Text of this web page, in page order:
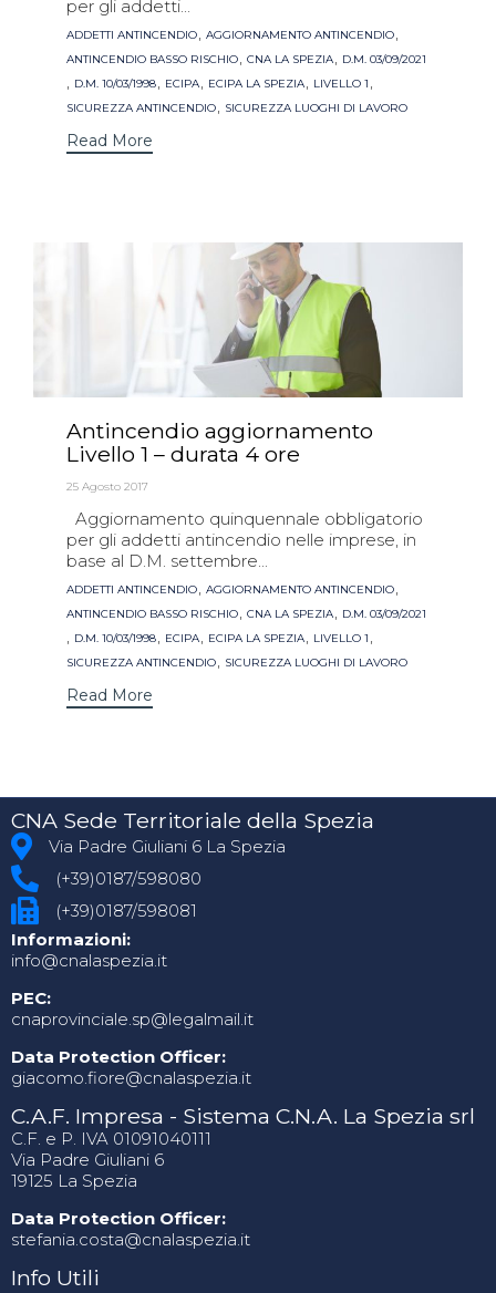
per gli addetti...
Tags
ADDETTI ANTINCENDIO, AGGIORNAMENTO ANTINCENDIO,
ANTINCENDIO BASSO RISCHIO, CNA LA SPEZIA, D.M. 03/09/2021
, D.M. 10/03/1998, ECIPA, ECIPA LA SPEZIA, LIVELLO 1 ,
SICUREZZA ANTINCENDIO, SICUREZZA LUOGHI DI LAVORO
Read More
Antincendio aggiornamento
Livello 1 – durata 4 ore
25 Agosto 2017
Aggiornamento quinquennale obbligatorio
per gli addetti antincendio nelle imprese, in
base al D.M. settembre...
Tags
ADDETTI ANTINCENDIO, AGGIORNAMENTO ANTINCENDIO,
ANTINCENDIO BASSO RISCHIO, CNA LA SPEZIA, D.M. 03/09/2021
, D.M. 10/03/1998, ECIPA, ECIPA LA SPEZIA, LIVELLO 1 ,
SICUREZZA ANTINCENDIO, SICUREZZA LUOGHI DI LAVORO
Read More
CNA Sede Territoriale della Spezia
Via Padre Giuliani 6 La Spezia
(+39)0187/598080
(+39)0187/598081
Informazioni:
info@cnalaspezia.it
PEC:
cnaprovinciale.sp@legalmail.it
Data Protection Officer:
giacomo.fiore@cnalaspezia.it
C.A.F. Impresa - Sistema C.N.A. La Spezia srl
C.F. e P. IVA 01091040111
Via Padre Giuliani 6
19125 La Spezia
Data Protection Officer:
stefania.costa@cnalaspezia.it
Info Utili